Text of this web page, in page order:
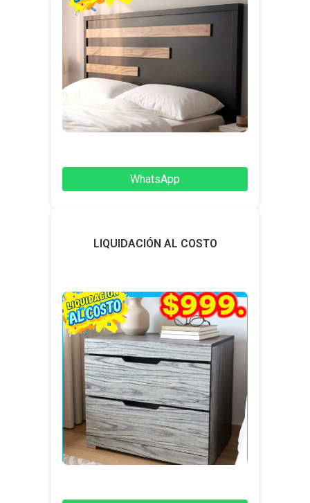
WhatsApp
LIQUIDACIÓN AL COSTO